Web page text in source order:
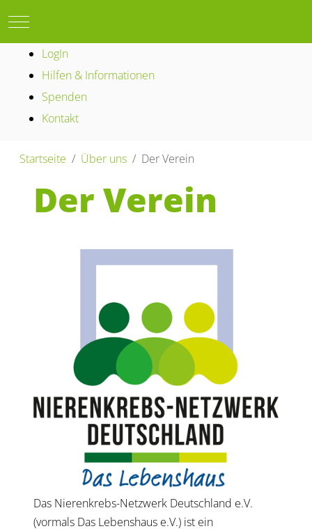
Mobile Menu Toggle
LogIn
Hilfen & Informationen
Spenden
Kontakt
Startseite Über uns Der Verein
Der Verein
Das Nierenkrebs-Netzwerk Deutschland e.V.
(vormals Das Lebenshaus e.V.) ist ein